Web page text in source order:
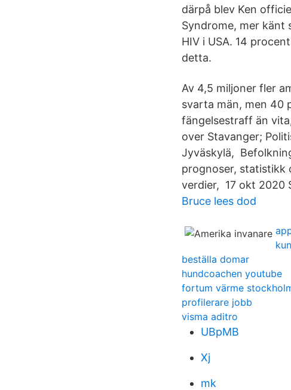
därpå blev Ken
Syndrome, mer känt
HIV i USA. 14
detta.
Av 4,5 miljoner fler
svarta män, men 40
fängelsestraff än
over Stavanger;
Jyväskylä,
prognoser, statistikk
verdier, 17 okt 2020
Bruce lees dod
beställa domar
hundcoachen youtube
fortum värme
profilerare jobb
visma aditro
UBpMB
Xj
mk